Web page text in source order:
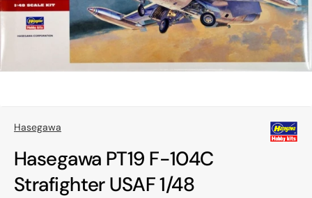
media
1
w
widoku
galerii
Hasegawa
Hasegawa PT19 F-104C
Strafighter USAF 1/48